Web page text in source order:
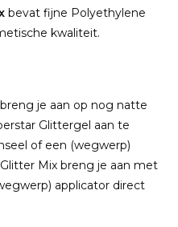
bevat fijne Polyethylene
kwaliteit.
je aan op nog natte
Glittergel aan te
of een (wegwerp)
Mix breng je aan met
applicator direct